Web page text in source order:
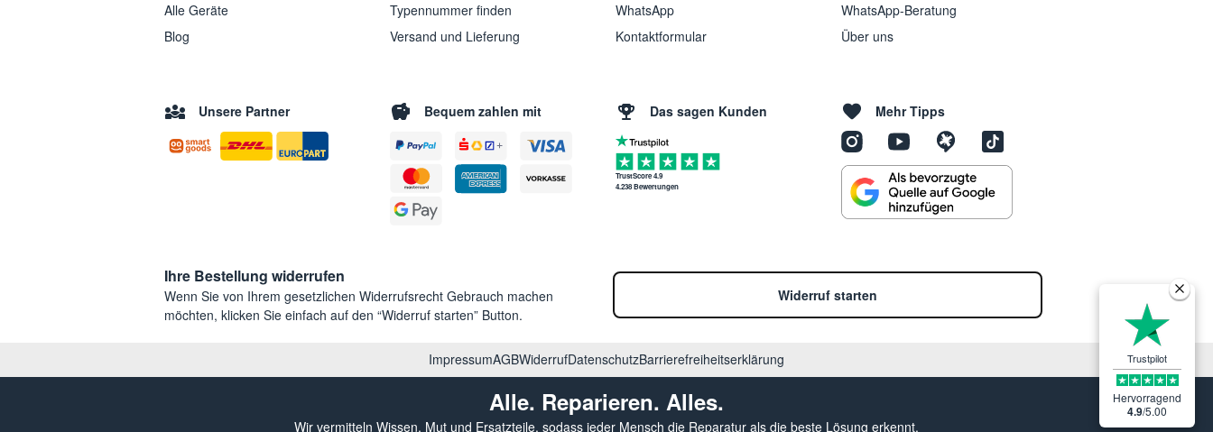
Alle Geräte
Blog
Typennummer finden
Versand und Lieferung
WhatsApp
Kontaktformular
WhatsApp-Beratung
Über uns
Unsere Partner Bequem zahlen mit Das sagen Kunden
TrustScore 4.9
4.238 Bewertungen
Mehr Tipps
Ihre Bestellung widerrufen
Wenn Sie von Ihrem gesetzlichen Widerrufsrecht Gebrauch machen
möchten, klicken Sie einfach auf den “Widerruf starten” Button.
Widerruf starten
ImpressumAGBWiderrufDatenschutzBarrierefreiheitserklärung
Alle. Reparieren. Alles.
Wir vermitteln Wissen, Mut und Ersatzteile, sodass jeder Mensch die Reparatur als die beste Lösung erkennt.
Trustpilot
Hervorragend
4.9/5.00